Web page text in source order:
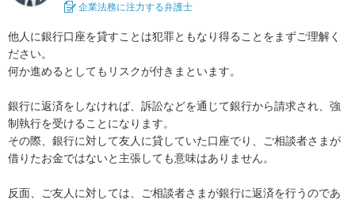
企業法務に注力する弁護士
他人に銀行口座を貸すことは犯罪ともなり得ることをまずご理解く
ださい。
何か進めるとしてもリスクが付きまといます。
銀行に返済をしなければ、訴訟などを通じて銀行から請求され、強
制執行を受けることになります。
その際、銀行に対して友人に貸していた口座でり、ご相談者さまが
借りたお金ではないと主張しても意味はありません。
反面、ご友人に対しては、ご相談者さまが銀行に返済を行うのであ